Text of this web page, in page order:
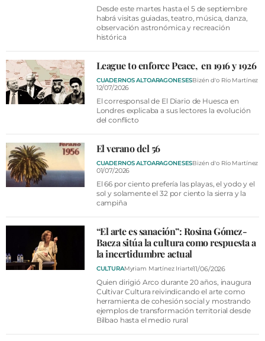
Desde este martes hasta el 5 de septiembre
habrá visitas guiadas, teatro, música, danza,
observación astronómica y recreación
histórica
League to enforce Peace, en 1916 y 1926
CUADERNOS ALTOARAGONESESBizén d'o Río Martínez
12/07/2026
El corresponsal de El Diario de Huesca en
Londres explicaba a sus lectores la evolución
del conflicto
El verano del 56
CUADERNOS ALTOARAGONESESBizén d'o Río Martínez
01/07/2026
El 66 por ciento prefería las playas, el yodo y el
sol y solamente el 32 por ciento la sierra y la
campiña
“El arte es sanación”: Rosina Gómez-
Baeza sitúa la cultura como respuesta a
la incertidumbre actual
CULTURAMyriam Martínez Iriarte11/06/2026
Quien dirigió Arco durante 20 años, inaugura
Cultivar Cultura reivindicando el arte como
herramienta de cohesión social y mostrando
ejemplos de transformación territorial desde
Bilbao hasta el medio rural